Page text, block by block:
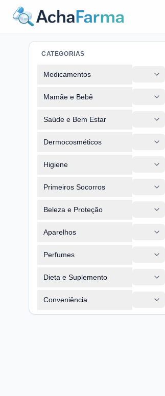
CATEGORIAS
Medicamentos
Mamãe e Bebê
Saúde e Bem Estar
Dermocosméticos
Higiene
Primeiros Socorros
Beleza e Proteção
Aparelhos
Perfumes
Dieta e Suplemento
Conveniência